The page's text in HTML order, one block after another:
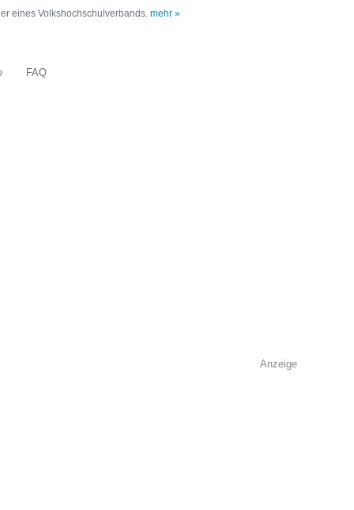
eines Volkshochschulverbands. mehr »
FAQ
Anzeige